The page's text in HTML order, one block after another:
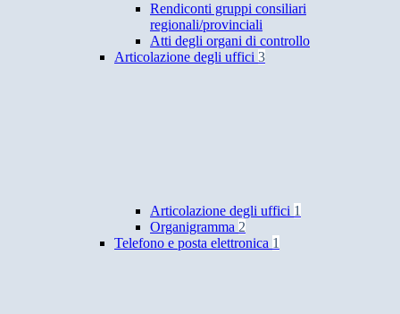
Rendiconti gruppi consiliari
regionali/provinciali
Atti degli organi di controllo
Articolazione degli uffici 3
Articolazione degli uffici 1
Organigramma 2
Telefono e posta elettronica 1